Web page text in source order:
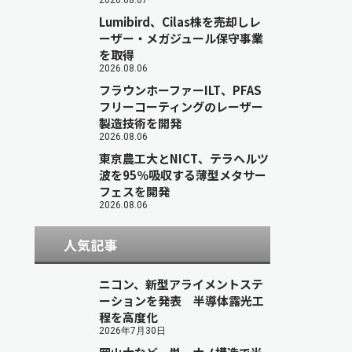
Lumibird、Cilas株を売却しレ
ーザー・メガジュール保守事業
を取得
2026.08.06
フラウンホーファーILT、PFAS
フリーコーティングのレーザー
製造技術を開発
2026.08.06
東京農工大とNICT、テラヘルツ
波を95％吸収する薄型メタサー
フェスを開発
2026.08.06
人気記事
ニコン、新型アライメントステ
ーションを発表 半導体露光工
程を高度化
2026年7月30日